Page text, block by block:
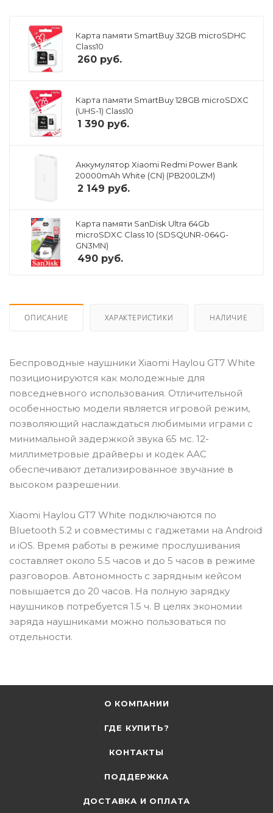
Карта памяти SmartBuy 32GB microSDHC
Class10
260 руб.
Карта памяти SmartBuy 128GB microSDXC
(UHS-1) Class10
1 390 руб.
Аккумулятор Xiaomi Redmi Power Bank
20000mAh White (CN) (PB200LZM)
2 149 руб.
Карта памяти SanDisk Ultra 64Gb
microSDXC Class 10 (SDSQUNR-064G-
GN3MN)
490 руб.
ОПИСАНИЕ ХАРАКТЕРИСТИКИ НАЛИЧИЕ
Беспроводные наушники Xiaomi Haylou GT7 White
позиционируются как молодежные для
повседневного использования. Отличительной
особенностью модели является игровой режим,
позволяющий наслаждаться любимыми играми с
минимальной задержкой звука 65 мс. 12-
миллиметровые драйверы и кодек ААС
обеспечивают детализированное звучание в
высоком разрешении.
Xiaomi Haylou GT7 White подключаются по
Bluetooth 5.2 и совместимы с гаджетами на Android
и iOS. Время работы в режиме прослушивания
составляет около 5.5 часов и до 5 часов в режиме
разговоров. Автономность с зарядным кейсом
повышается до 20 часов. На полную зарядку
наушников потребуется 1.5 ч. В целях экономии
заряда наушниками можно пользоваться по
отдельности.
О КОМПАНИИ
ГДЕ КУПИТЬ?
КОНТАКТЫ
ПОДДЕРЖКА
ДОСТАВКА И ОПЛАТА